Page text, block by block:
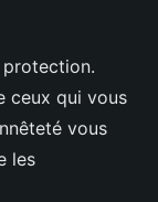
ceux qui vous
vous
les